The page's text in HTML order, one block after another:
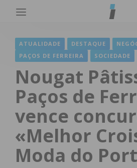
ATUALIDADE DESTAQUE
PAÇOS DE FERREIRA
SOCIEDADE
Nougat
Paços de
vence
«Melhor
Moda do